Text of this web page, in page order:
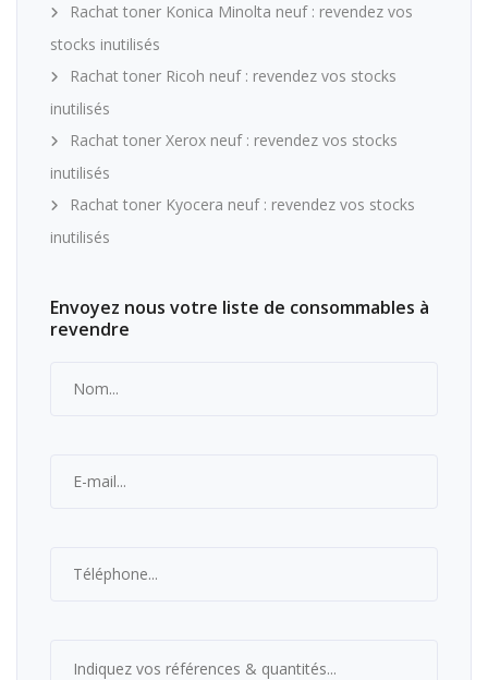
Rachat toner Konica Minolta neuf : revendez vos
stocks inutilisés
Rachat toner Ricoh neuf : revendez vos stocks
inutilisés
Rachat toner Xerox neuf : revendez vos stocks
inutilisés
Rachat toner Kyocera neuf : revendez vos stocks
inutilisés
Envoyez nous votre liste de consommables à
revendre